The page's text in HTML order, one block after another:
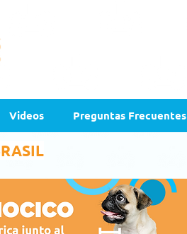
Videos Preguntas Frecuentes